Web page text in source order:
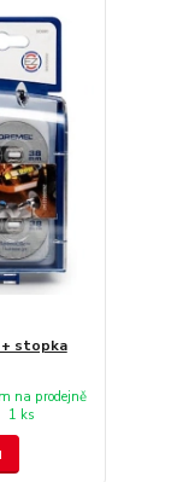
+ stopka
na prodejně
1 ks